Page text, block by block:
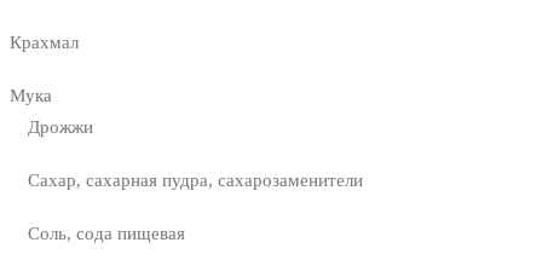
Крахмал
Мука
Дрожжи
Сахар, сахарная пудра, сахарозаменители
Соль, сода пищевая